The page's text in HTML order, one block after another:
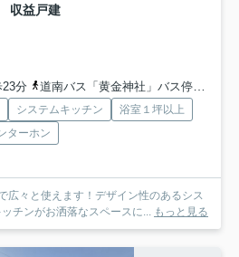
収益戸建
分
道南バス「黄金神社」バス停下車 徒歩13分
システムキッチン
浴室１坪以上
ターホン
広々と使えます！デザイン性のあるシス
チンがお洒落なスペースに...
もっと見る